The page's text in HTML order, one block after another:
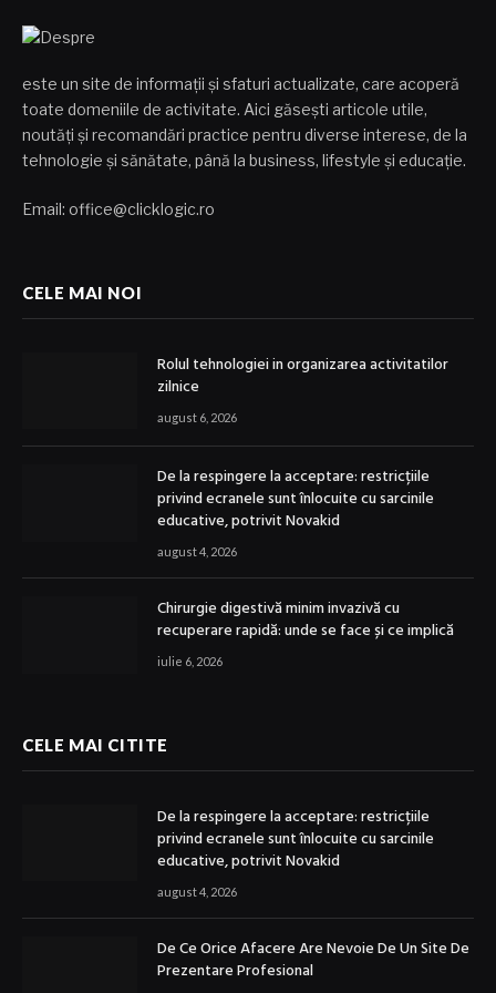
este un site de informații și sfaturi actualizate, care acoperă
toate domeniile de activitate. Aici găsești articole utile,
noutăți și recomandări practice pentru diverse interese, de la
tehnologie și sănătate, până la business, lifestyle și educație.
Email: office@clicklogic.ro
CELE MAI NOI
Rolul tehnologiei in organizarea activitatilor
zilnice
august 6, 2026
De la respingere la acceptare: restricțiile
privind ecranele sunt înlocuite cu sarcinile
educative, potrivit Novakid
august 4, 2026
Chirurgie digestivă minim invazivă cu
recuperare rapidă: unde se face și ce implică
iulie 6, 2026
CELE MAI CITITE
De la respingere la acceptare: restricțiile
privind ecranele sunt înlocuite cu sarcinile
educative, potrivit Novakid
august 4, 2026
De Ce Orice Afacere Are Nevoie De Un Site De
Prezentare Profesional